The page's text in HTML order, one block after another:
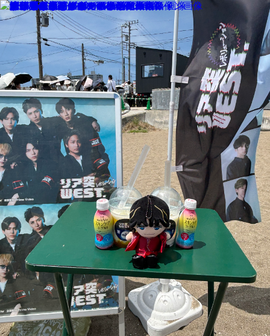
MENU
SALON INFORMATION
GALLERY
BLOG
KUCHIKOMI
MOVIE
PRODUCT
TREND STYLE
CARE
RECRUIT
MENU
SALON INFORMATION
STAFF
GALLERY
BLOG
KUCHIKOMI
MOVIE
PRODUCT
TREND STYLE
CARE
RECRUIT